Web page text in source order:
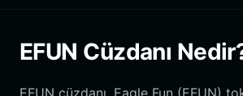
EFUN Cüzdanı
EFUN cüzdanı, Eagle Fun (EFUN)